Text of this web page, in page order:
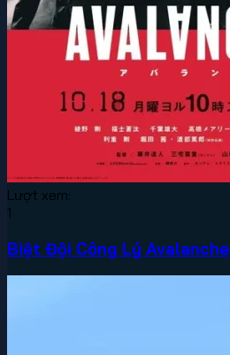
Lượt xem:
1
Biệt Đội Công Lý Avalanche